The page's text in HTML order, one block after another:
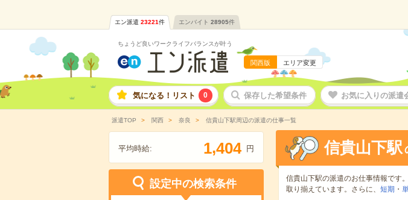
エン派遣 23221件 エンバイト 28905件
ちょうど良いワークライフバランスが叶う
関西版 エリア変更
気になる！リスト 0 保存した希望条件 お気に入りの派遣
派遣TOP 関西 奈良 信貴山下駅周辺の派遣の仕事一覧
平均時給: 1,404 円
設定中の検索条件
信貴山下駅
信貴山下駅の派遣のお仕事情報です。
取り揃えています。さらに、 短期 ・